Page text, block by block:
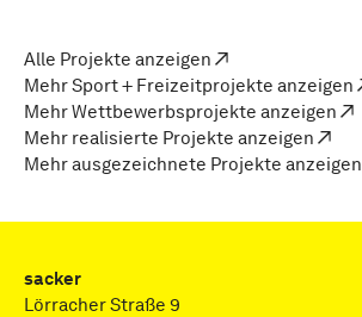
Alle Projekte anzeigen
Mehr Sport + Freizeitprojekte anzeigen
Mehr Wettbewerbsprojekte anzeigen
Mehr realisierte Projekte anzeigen
Mehr ausgezeichnete Projekte anzeigen
sacker
Lörracher Straße 9